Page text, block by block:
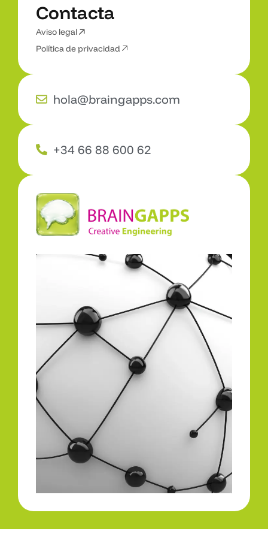
3D,ARyV
Contacta
Conta ta
Aviso legal
Política de privacidad
hola@braingapps.com
+34 66 88 600 62